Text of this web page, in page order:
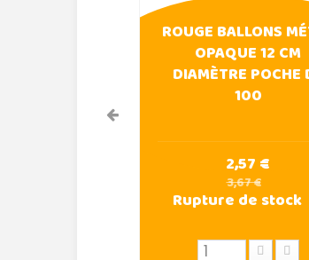
ROUGE BALLONS
OPAQUE 12 CM
DIAMÈTRE POCHE
100
2,57 €
3,67 €
Rupture de stock